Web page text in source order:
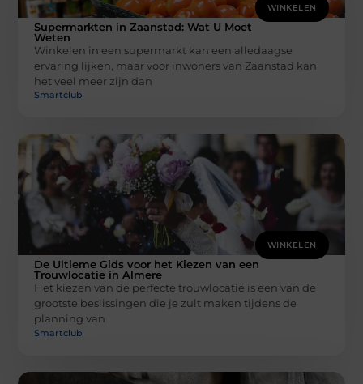
WINKELEN
Supermarkten in Zaanstad: Wat U Moet
Weten
Winkelen in een supermarkt kan een alledaagse
ervaring lijken, maar voor inwoners van Zaanstad kan
het veel meer zijn dan
Smartclub
WINKELEN
De Ultieme Gids voor het Kiezen van een
Trouwlocatie in Almere
Het kiezen van de perfecte trouwlocatie is een van de
grootste beslissingen die je zult maken tijdens de
planning van
Smartclub